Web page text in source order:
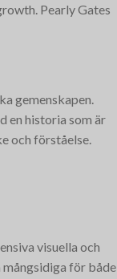
Pearly Gates
gemenskapen.
en historia som är
och förståelse.
visuella och
för både